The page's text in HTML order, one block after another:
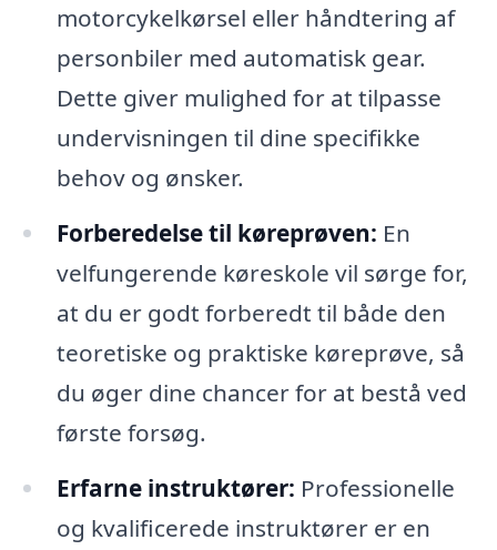
motorcykelkørsel eller håndtering af
personbiler med automatisk gear.
Dette giver mulighed for at tilpasse
undervisningen til dine specifikke
behov og ønsker.
Forberedelse til køreprøven: En
velfungerende køreskole vil sørge for,
at du er godt forberedt til både den
teoretiske og praktiske køreprøve, så
du øger dine chancer for at bestå ved
første forsøg.
Erfarne instruktører: Professionelle
og kvalificerede instruktører er en